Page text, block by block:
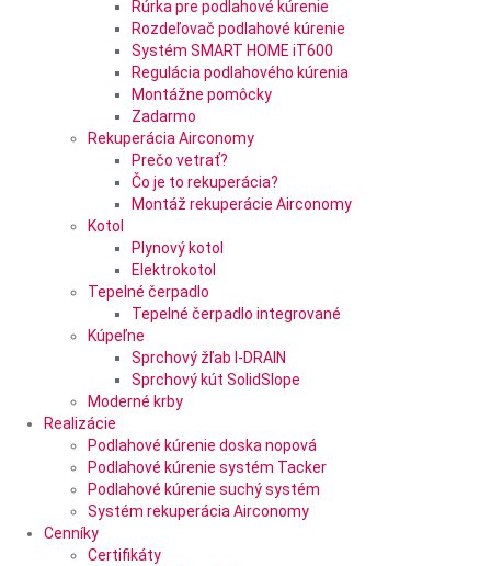
Rúrka pre podlahové kúrenie
Rozdeľovač podlahové kúrenie
Systém SMART HOME iT600
Regulácia podlahového kúrenia
Montážne pomôcky
Zadarmo
Rekuperácia Airconomy
Prečo vetrať?
Čo je to rekuperácia?
Montáž rekuperácie Airconomy
Kotol
Plynový kotol
Elektrokotol
Tepelné čerpadlo
Tepelné čerpadlo integrované
Kúpeľne
Sprchový žľab I-DRAIN
Sprchový kút SolidSlope
Moderné krby
Realizácie
Podlahové kúrenie doska nopová
Podlahové kúrenie systém Tacker
Podlahové kúrenie suchý systém
Systém rekuperácia Airconomy
Cenníky
Certifikáty